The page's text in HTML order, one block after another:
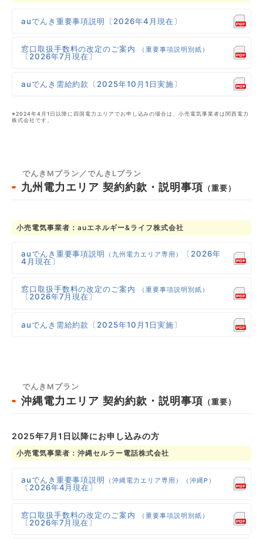
auでんき重要事項説明〔2026年4月現在〕
窓口取扱手数料の改定のご案内 （重要事項説明別紙）
〔2026年7月現在〕
auでんき需給約款〔2025年10月1日実施〕
※2024年4月1日以降に四国電力エリアでお申し込みの場合は、小売電気事業者は関西電力
株式会社です。
でんきMプラン／でんきLプラン
九州電力エリア契約約款・説明事項 （重要）
小売電気事業者：auエネルギー&ライフ株式会社
auでんき重要事項説明 （九州電力エリア専用）
〔2026年
4月現在〕
窓口取扱手数料の改定のご案内 （重要事項説明別紙）
〔2026年7月現在〕
auでんき需給約款〔2025年10月1日実施〕
でんきMプラン
沖縄電力エリア契約約款・説明事項 （重要）
2025年7月1日以降にお申し込みの方
小売電気事業者：沖縄セルラー電話株式会社
auでんき重要事項説明 （沖縄電力エリア専用）（沖縄P）
〔2026年4月現在〕
窓口取扱手数料の改定のご案内 （重要事項説明別紙）
〔2026年7月現在〕